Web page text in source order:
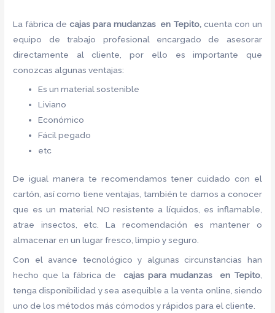
La fábrica de cajas para mudanzas en Tepito,cuenta con un
equipo de trabajo profesional encargado de asesorar
directamente al cliente, por ello es importante que
conozcas algunas ventajas:
Es un material sostenible
Liviano
Económico
Fácil pegado
etc
De igual manera te recomendamos tener cuidado con el
cartón, así como tiene ventajas, también te damos a conocer
que es un material NO resistente a líquidos, es inflamable,
atrae insectos, etc. La recomendación es mantener o
almacenar en un lugar fresco, limpio y seguro.
Con el avance tecnológico y algunas circunstancias han
hecho que la fábrica de cajas para mudanzas en Tepito,
tenga disponibilidad y sea asequible a la venta online, siendo
uno de los métodos más cómodos y rápidos para el cliente.